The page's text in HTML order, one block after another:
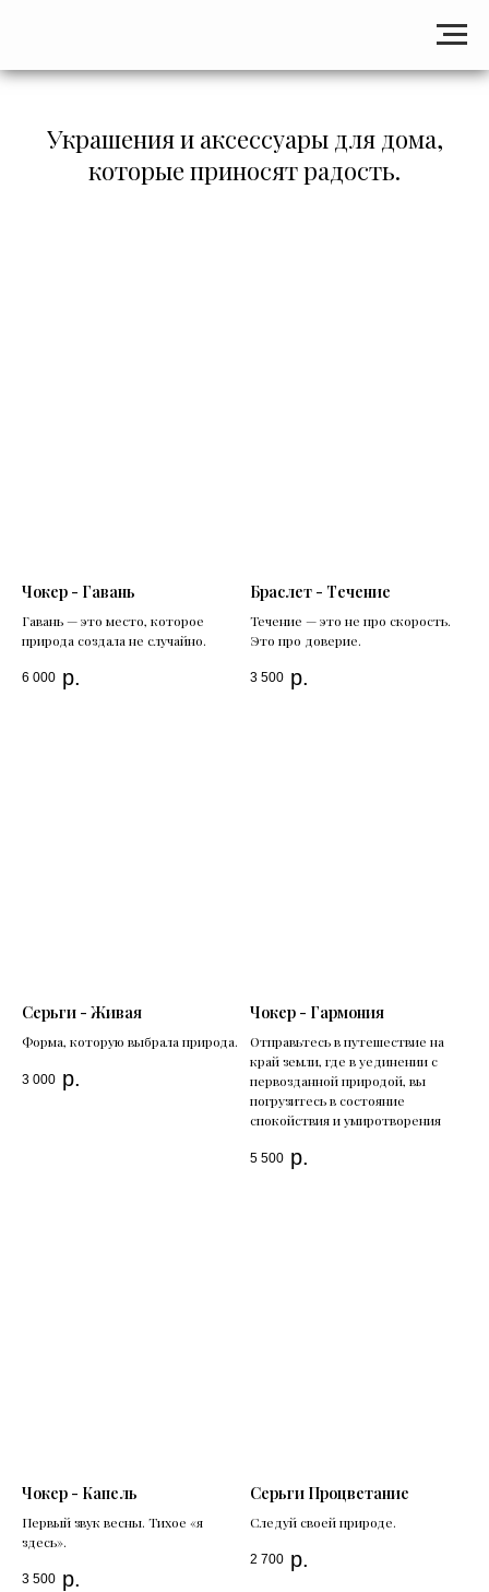
Украшения и аксессуары для дома,
которые приносят радость.
Чокер - Гавань
Гавань — это место, которое
природа создала не случайно.
6 000 р.
Браслет - Течение
Течение — это не про скорость.
Это про доверие.
3 500 р.
Серьги - Живая
Форма, которую выбрала природа.
3 000 р.
Чокер - Гармония
Отправьтесь в путешествие на
край земли, где в уединении с
первозданной природой, вы
погрузитесь в состояние
спокойствия и умиротворения
5 500 р.
Чокер - Капель
Первый звук весны. Тихое «я
здесь».
3 500 р.
Серьги Процветание
Следуй своей природе.
2 700 р.